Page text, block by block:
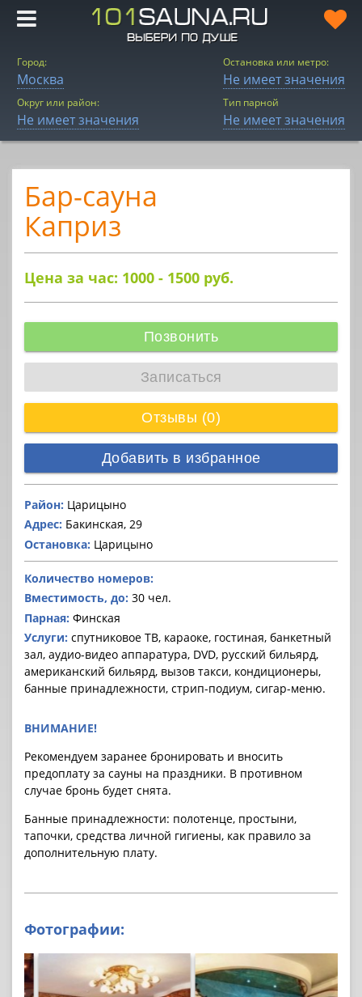
Город:
Москва
Округ или район:
Не имеет значения
Остановка или метро:
Не имеет значения
Тип парной
Не имеет значения
Бар-сауна
Каприз
Цена за час: 1000 - 1500 руб.
Позвонить
Записаться
Отзывы (0)
Добавить в избранное
Район: Царицыно
Адрес: Бакинская, 29
Остановка: Царицыно
Количество номеров:
Вместимость, до: 30 чел.
Парная: Финская
Услуги: спутниковое ТВ, караоке, гостиная, банкетный
зал, аудио-видео аппаратура, DVD, русский бильярд,
американский бильярд, вызов такси, кондиционеры,
банные принадлежности, стрип-подиум, сигар-меню.
ВНИМАНИЕ!
Рекомендуем заранее бронировать и вносить
предоплату за cауны на праздники. В противном
случае бронь будет снята.
Банные принадлежности: полотенце, простыни,
тапочки, средства личной гигиены, как правило за
дополнительную плату.
Фотографии: